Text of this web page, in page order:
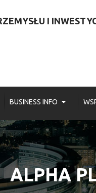
I
BUSINESS INFO
ALPHA